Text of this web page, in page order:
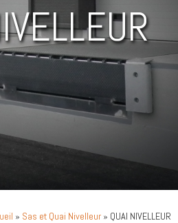
» Sas et Quai Nivelleur » QUAI NIVELLEUR